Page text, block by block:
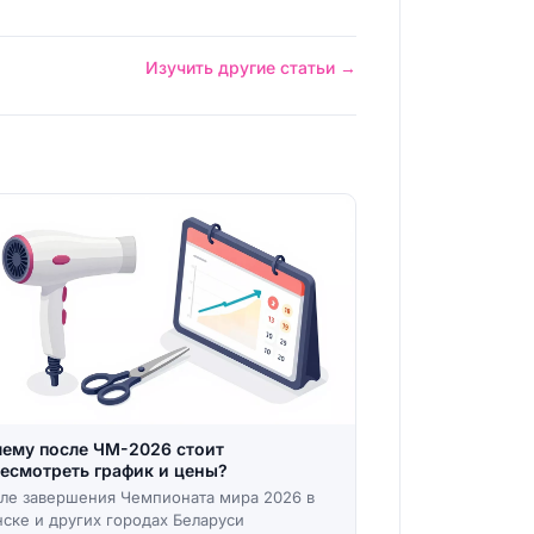
Изучить другие статьи →
после ЧМ-2026 стоит
график и цены?
завершения Чемпионата мира 2026 в
и других городах Беларуси